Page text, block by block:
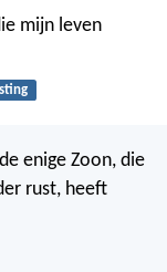
mijn leven
enige Zoon, die
rust, heeft